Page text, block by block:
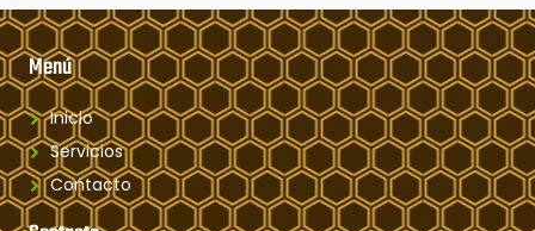
Menú
Inicio
Servicios
Contacto